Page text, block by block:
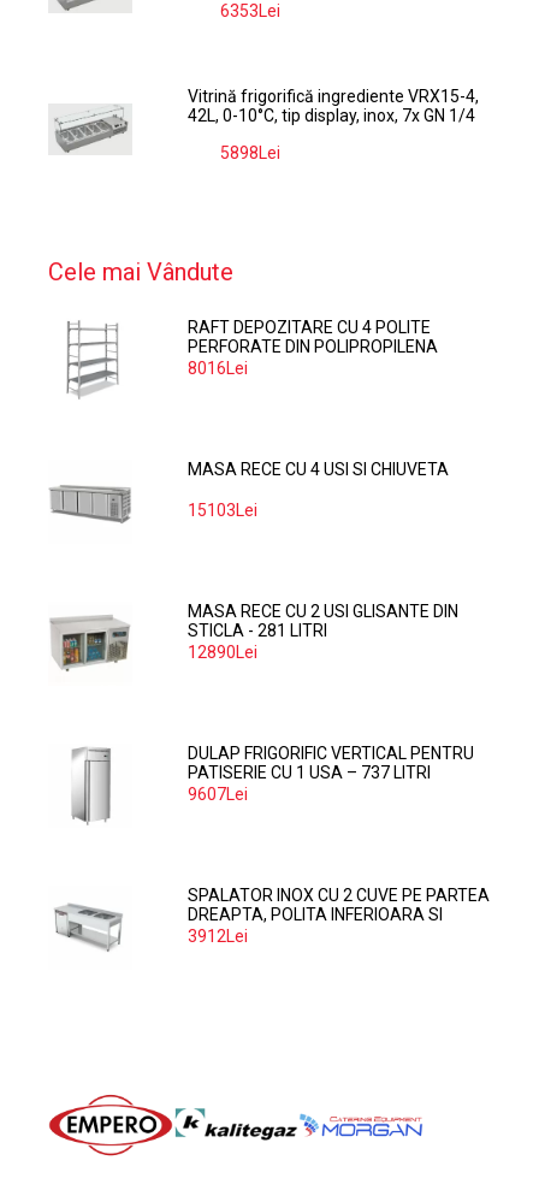
6353Lei
Vitrină frigorifică ingrediente VRX15-4,
42L, 0-10°C, tip display, inox, 7x GN 1/4
5898Lei
Cele mai Vândute
RAFT DEPOZITARE CU 4 POLITE
PERFORATE DIN POLIPROPILENA
374*60 CM
8016Lei
MASA RECE CU 4 USI SI CHIUVETA
15103Lei
MASA RECE CU 2 USI GLISANTE DIN
STICLA - 281 LITRI
12890Lei
DULAP FRIGORIFIC VERTICAL PENTRU
PATISERIE CU 1 USA – 737 LITRI
9607Lei
SPALATOR INOX CU 2 CUVE PE PARTEA
DREAPTA, POLITA INFERIOARA SI
SPATIU MASINA SPALAT 160*70*85
3912Lei